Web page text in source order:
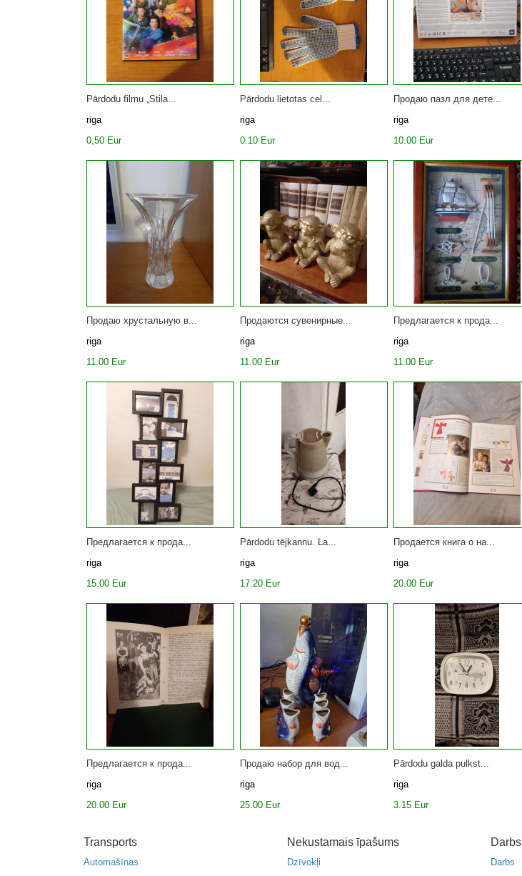
Pārdodu filmu „Stila...
riga
0,50 Eur
Pārdodu lietotas cel...
riga
0.10 Eur
Продаю пазл для дете...
riga
10.00 Eur
Продаю хрустальную в...
riga
11.00 Eur
Продаются сувенирные...
riga
11.00 Eur
Предлагается к прода...
riga
11.00 Eur
Предлагается к прода...
riga
15.00 Eur
Pārdodu tējkannu. La...
riga
17.20 Eur
Продается книга о на...
riga
20.00 Eur
Предлагается к прода...
riga
20.00 Eur
Продаю набор для вод...
riga
25.00 Eur
Pārdodu galda pulkst...
riga
3.15 Eur
Transports
Automašīnas
Nekustamais īpašums
Dzīvokļi
Darbs
Darbs